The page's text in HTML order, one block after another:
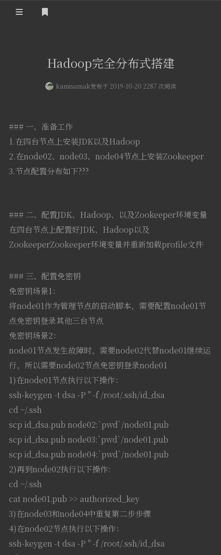
Hadoop完全分布式搭建
kamisamak发布于 2019-10-20 2287 次阅读
### 一、准备工作
1.在四台节点上安装JDK以及Hadoop
2.在node02、node03、node04节点上安装Zookeeper
3.节点配置分布如下???
### 二、配置JDK、Hadoop、以及Zookeeper环境变量
在四台节点上配置好JDK、Hadoop以及
ZookeeperZookeeper环境变量并重新加载profile文件
### 三、配置免密钥
免密钥场景1：
将node01作为管理节点的启动脚本，需要配置node01节
点免密钥登录其他三台节点
免密钥场景2：
node01节点发生故障时，需要node02代替node01继续运
行，所以需要node02节点免密钥登录node01
1)在node01节点执行以下操作：
ssh-keygen -t dsa -P '' -f /root/.ssh/id_dsa
cd ~/.ssh
scp id_dsa.pub node02:`pwd`/node01.pub
scp id_dsa.pub node03:`pwd`/node01.pub
scp id_dsa.pub node04:`pwd`/node01.pub
2)再到node02执行以下操作:
cd ~/.ssh
cat node01.pub >> authorized_key
3)在node03和node04中重复第二步步骤
4)在node02节点执行以下操作：
ssh-keygen -t dsa -P '' -f /root/.ssh/id_dsa